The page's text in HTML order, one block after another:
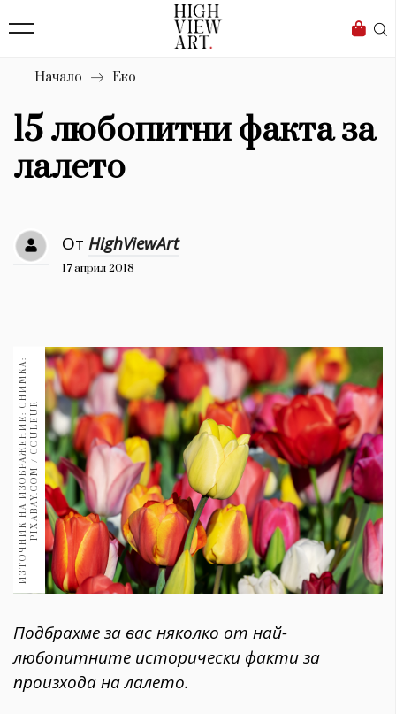
Бизнес
Мода
Dialogue
Изкуство
4340
Красота
777
Книги 1188
30+ 1970
Гурме 1710
Пътувай
237
Здраве 389
Gentlemen
382
Wellness
Начало Еко
15 любопитни факта за
лалето
От HighViewArt
17 април 2018
И
З
Т
О
Ч
Н
И
К
Н
А
И
З
О
Б
Р
А
Ж
Е
Н
И
Е
:С
Н
И
М
К
А
:
P
I
X
A
B
A
Y
.
C
O
M
/
C
O
U
L
E
UR
Подбрахме за вас няколко от най-
любопитните исторически факти за
произхода на лалето.